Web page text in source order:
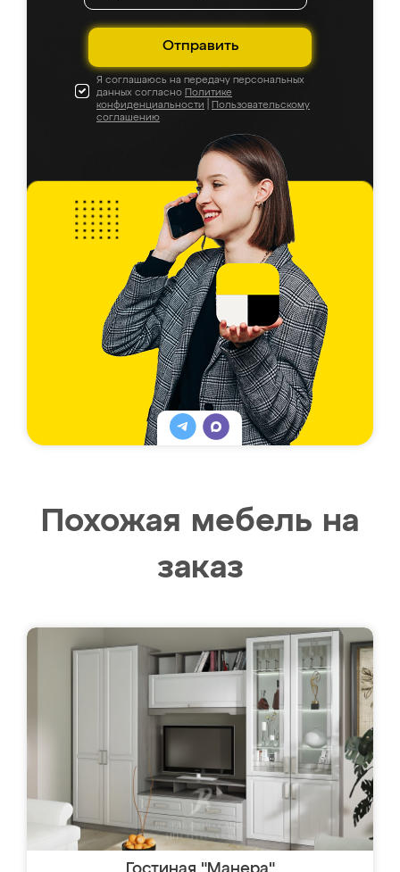
Отправить
Я соглашаюсь на передачу персональных
данных согласно Политике
конфиденциальности
Пользовательскому
соглашению
Похожая мебель на
заказ